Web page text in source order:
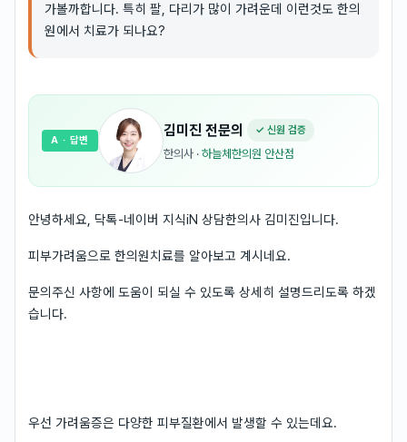
가볼까합니다. 특히 팔, 다리가 많이 가려운데 이런것도 한의
원에서 치료가 되나요?
김미진 전문의 ✓ 신원 검증
한의사 · 하늘체한의원 안산점
A · 답변
안녕하세요, 닥톡-네이버 지식iN 상담한의사 김미진입니다.
피부가려움으로 한의원치료를 알아보고 계시네요.
문의주신 사항에 도움이 되실 수 있도록 상세히 설명드리도록 하겠
습니다.
우선 가려움증은 다양한 피부질환에서 발생할 수 있는데요.